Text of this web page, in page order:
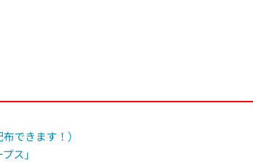
できます！）
ス」